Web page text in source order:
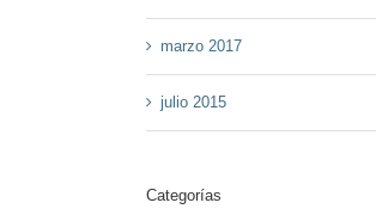
marzo 2017
julio 2015
Categorías